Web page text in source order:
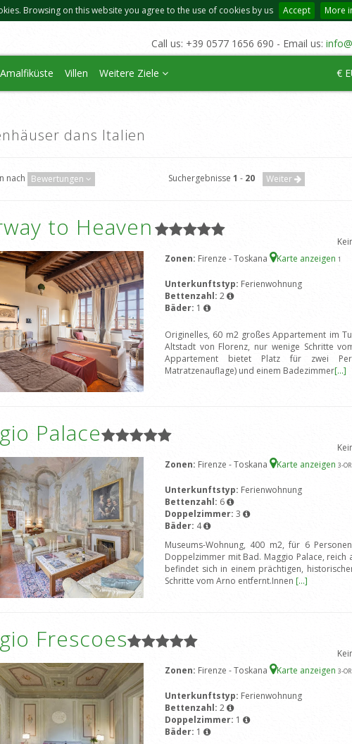
Browsing on this website you agree to the use of cookies by us Accept More
Call us: +39 0577 1656 690 - Email us:
Amalfiküste Villen Weitere Ziele €
dans Italien
nach Bewertungen Suchergebnisse 1 - 20 Weiter
to Heaven
Zonen: Firenze - Toskana Karte anzeigen 1
Unterkunftstyp: Ferienwohnung
Bettenzahl: 2
Bäder: 1
Originelles, 60 m2 großes Appartement im
Altstadt von Florenz, nur wenige Schritte
Appartement bietet Platz für zwei
Matratzenauflage) und einem Badezimmer[...]
Palace
Zonen: Firenze - Toskana Karte anzeigen 3-OR
Unterkunftstyp: Ferienwohnung
Bettenzahl: 6
Doppelzimmer: 3
Bäder: 4
Museums-Wohnung, 400 m2, für 6
Doppelzimmer mit Bad. Maggio Palace, reich
befindet sich in einem prächtigen,
Schritte vom Arno entfernt.Innen [...]
Frescoes
Zonen: Firenze - Toskana Karte anzeigen 3-OR
Unterkunftstyp: Ferienwohnung
Bettenzahl: 2
Doppelzimmer: 1
Bäder: 1